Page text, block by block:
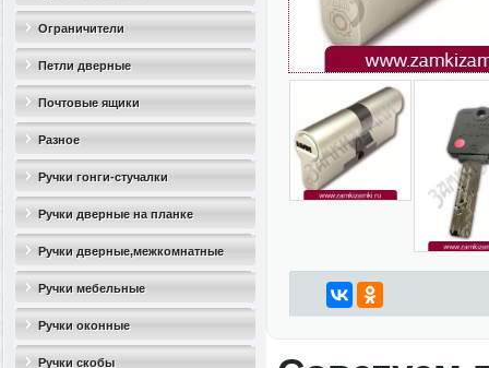
Ограничители
дверные(стопоры)
Петли дверные
Почтовые ящики
Разное
Ручки гонги-стучалки
Ручки дверные на планке
Ручки дверные,межкомнатные
Ручки мебельные
Ручки оконные
Ручки скобы